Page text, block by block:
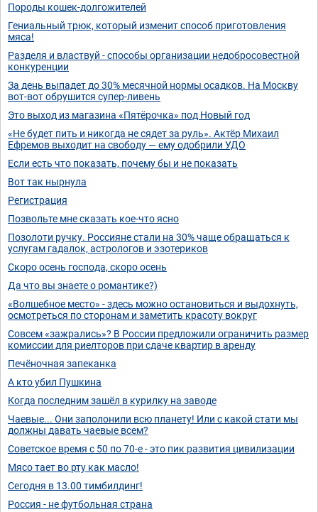
Породы кошек-долгожителей
Гениальный трюк, который изменит способ приготовления
мяса!
Разделя и властвуй - способы организации недобросовестной
конкуренции
За день выпадет до 30% месячной нормы осадков. На Москву
вот-вот обрушится супер-ливень
Это выход из магазина «Пятёрочка» под Новый год
«Не будет пить и никогда не сядет за руль». Актёр Михаил
Ефремов выходит на свободу — ему одобрили УДО
Если есть что показать, почему бы и не показать
Вот так нырнула
Регистрация
Позвольте мне сказать кое-что ясно
Позолоти ручку. Россияне стали на 30% чаще обращаться к
услугам гадалок, астрологов и эзотериков
Скоро осень господа, скоро осень
Да что вы знаете о романтике?)
«Волшебное место» - здесь можно остановиться и выдохнуть,
осмотреться по сторонам и заметить красоту вокруг
Совсем «зажрались»? В России предложили ограничить размер
комиссии для риелторов при сдаче квартир в аренду
Печёночная запеканка
А кто убил Пушкина
Когда последним зашёл в курилку на заводе
Чаевые... Они заполонили всю планету! Или с какой стати мы
должны давать чаевые всем?
Советское время с 50 по 70-е - это пик развития цивилизации
Мясо тает во рту как масло!
Сегодня в 13.00 тимбилдинг!
Россия - не футбольная страна